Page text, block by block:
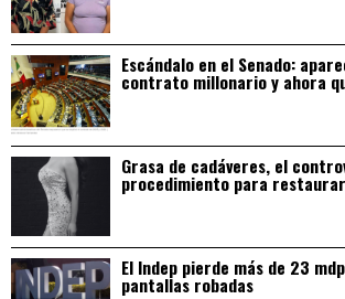
Escándalo en el Senado:
contrato millonario y ahora
Grasa de cadáveres, el
procedimiento para
El Indep pierde más de 23
pantallas robadas